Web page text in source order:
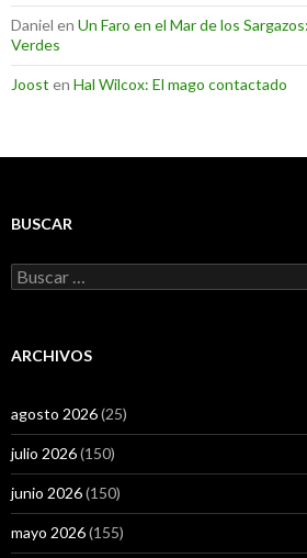
Daniel en Un Faro en el Mar de los
Verdes
Joost en Hal Wilcox: El mago contactado
BUSCAR
Buscar:
ARCHIVOS
agosto 2026(25)
julio 2026(150)
junio 2026(150)
mayo 2026(155)